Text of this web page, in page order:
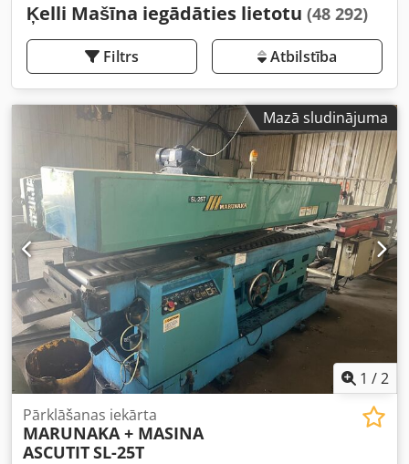
Ķelli Mašīna iegādāties lietotu (48 292)
Filtrs Atbilstība
Mazā sludinājuma
1 /2
Pārklāšanas iekārta
MARUNAKA + MASINA
ASCUTITSL-25T